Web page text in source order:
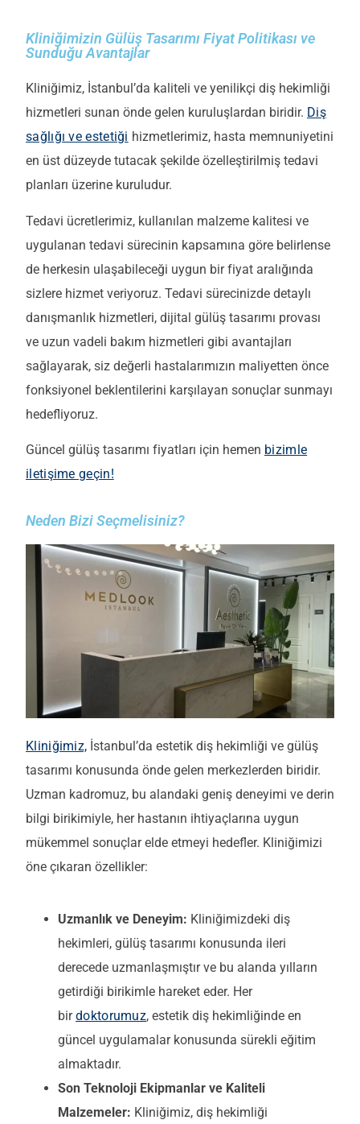
Kliniğimizin Gülüş Tasarımı Fiyat Politikası ve
Sunduğu Avantajlar
Kliniğimiz, İstanbul’da kaliteli ve yenilikçi diş hekimliği
hizmetleri sunan önde gelen kuruluşlardan biridir. Diş
sağlığı ve estetiği hizmetlerimiz, hasta memnuniyetini
en üst düzeyde tutacak şekilde özelleştirilmiş tedavi
planları üzerine kuruludur.
Tedavi ücretlerimiz, kullanılan malzeme kalitesi ve
uygulanan tedavi sürecinin kapsamına göre belirlense
de herkesin ulaşabileceği uygun bir fiyat aralığında
sizlere hizmet veriyoruz. Tedavi sürecinizde detaylı
danışmanlık hizmetleri, dijital gülüş tasarımı provası
ve uzun vadeli bakım hizmetleri gibi avantajları
sağlayarak, siz değerli hastalarımızın maliyetten önce
fonksiyonel beklentilerini karşılayan sonuçlar sunmayı
hedefliyoruz.
Güncel gülüş tasarımı fiyatları için hemen bizimle
iletişime geçin!
Neden Bizi Seçmelisiniz?
Kliniğimiz, İstanbul’da estetik diş hekimliği ve gülüş
tasarımı konusunda önde gelen merkezlerden biridir.
Uzman kadromuz, bu alandaki geniş deneyimi ve derin
bilgi birikimiyle, her hastanın ihtiyaçlarına uygun
mükemmel sonuçlar elde etmeyi hedefler. Kliniğimizi
öne çıkaran özellikler:
Uzmanlık ve Deneyim: Kliniğimizdeki diş
hekimleri, gülüş tasarımı konusunda ileri
derecede uzmanlaşmıştır ve bu alanda yılların
getirdiği birikimle hareket eder. Her
birdoktorumuz, estetik diş hekimliğinde en
güncel uygulamalar konusunda sürekli eğitim
almaktadır.
Son Teknoloji Ekipmanlar ve Kaliteli
Malzemeler: Kliniğimiz, diş hekimliği